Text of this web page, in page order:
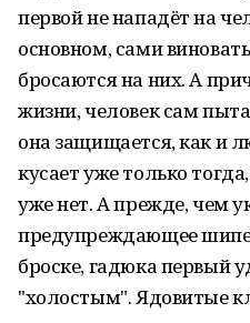
первой не нападёт на
основном, сами
бросаются на них. А
жизни, человек сам
она защищается, как и
кусает уже только
уже нет. А прежде, чем
предупреждающее
броске, гадюка первый
"холостым". Ядовитые